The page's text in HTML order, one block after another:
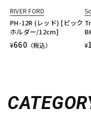
RIVER FORD
PH-12R (レッド) [ピック
ホルダー/12cm]
¥660 （税込） ¥